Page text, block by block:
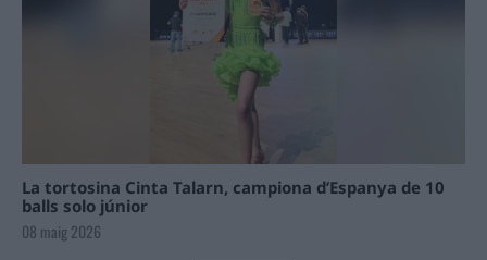
La tortosina Cinta Talarn, campiona d’Espanya de 10
balls solo júnior
08 maig 2026